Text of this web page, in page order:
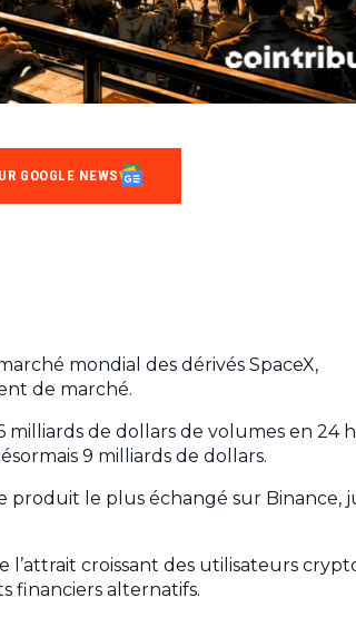
GOOGLE NEWS
mondial des dérivés SpaceX,
de marché.
de dollars de volumes en 24
9 milliards de dollars.
produit le plus échangé sur Binance,
l’attrait croissant des utilisateurs
financiers alternatifs.